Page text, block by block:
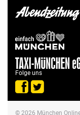
Folge uns
© 2026 München